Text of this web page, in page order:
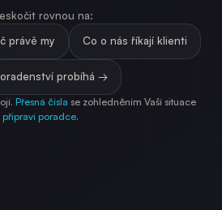
rovnou na:
právě my Co o nás říkají klienti
probíhá →
Přesná čísla se zohledněním Vaší situace
připraví poradce.